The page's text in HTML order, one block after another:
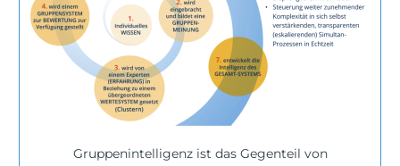
Gruppenintelligenz ist das Gegenteil von